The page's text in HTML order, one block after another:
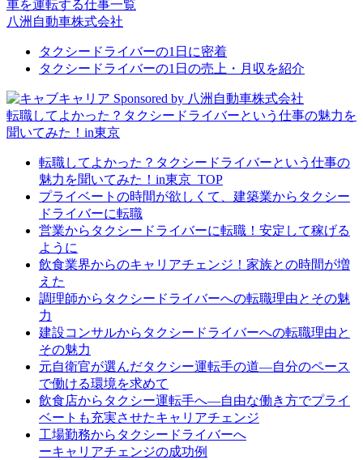
車を運転する仕事一覧
八洲自動車株式会社
タクシードライバーの1日に密着
タクシードライバーの1日の売上・月収を紹介
Sponsored by 八洲自動車株式会社
転職してよかった？タクシードライバーという仕事の魅力を
聞いてみた！in東京
転職してよかった？タクシードライバーという仕事の
魅力を聞いてみた！in東京_TOP
プライベートの時間が欲しくて、建築業からタクシー
ドライバーに転職
営業からタクシードライバーに転職！安定して稼げる
ように
飲食業界からのキャリアチェンジ！家族との時間が増
えた
調理師からタクシードライバーへの転職理由とその魅
力
建設コンサルからタクシードライバーへの転職理由と
その魅力
元自衛官が選んだタクシー運転手の道—自分のペース
で働ける環境を求めて
飲食店からタクシー運転手へ—自由な働き方でプライ
ベートも充実させたキャリアチェンジ
工場勤務からタクシードライバーへ
ーキャリアチェンジの成功例